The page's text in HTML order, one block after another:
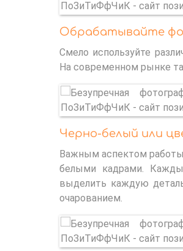
Обрабатывайте
Смело используйте
На современном рынке
Черно-белый или
Важным аспектом
белыми кадрами.
выделить каждую
очарованием.